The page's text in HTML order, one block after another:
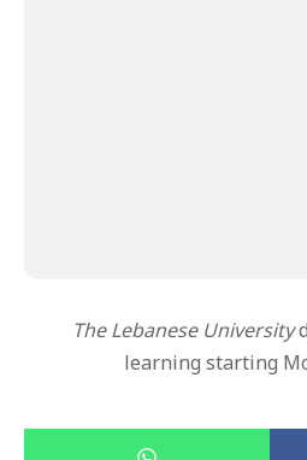
The Lebanese University
learning starting